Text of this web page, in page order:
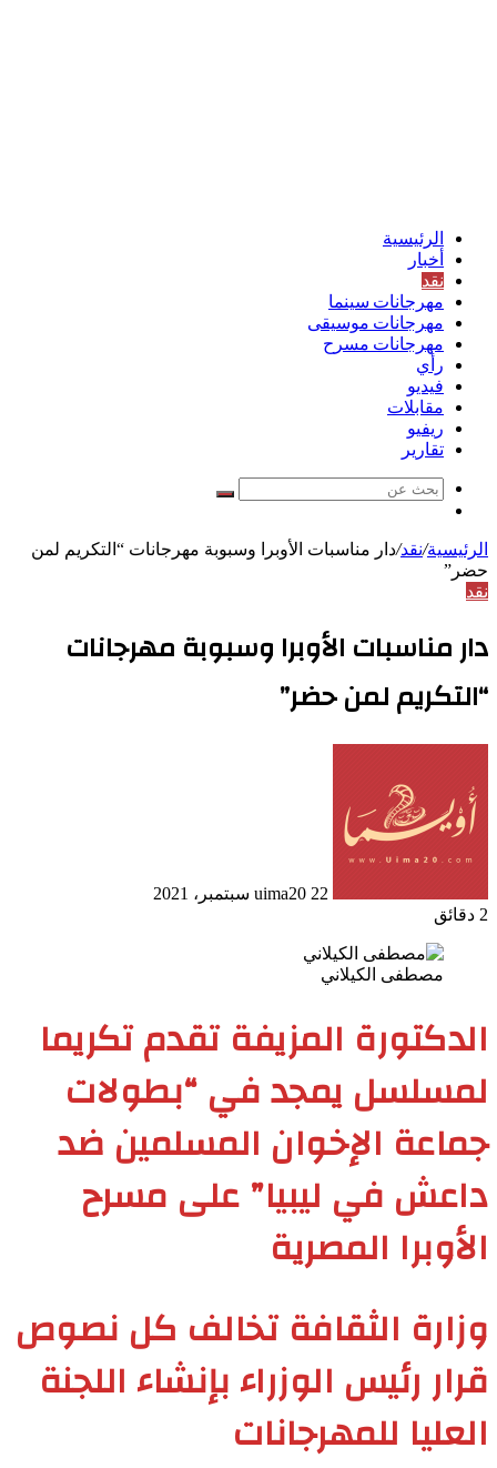
الرئيسية
أخبار
نقد
مهرجانات سينما
مهرجانات موسيقى
مهرجانات مسرح
رأي
فيديو
مقابلات
ريفيو
تقارير
بحث
الرئيسية/نقد/دار مناسبات الأوبرا وسبوبة مهرجانات “التكريم لمن
حضر”
نقد
دار مناسبات الأوبرا وسبوبة مهرجانات
“التكريم لمن حضر”
uima20 22 سبتمبر، 2021
2 دقائق
مصطفى الكيلاني
الدكتورة المزيفة تقدم تكريما
لمسلسل يمجد في “بطولات
جماعة الإخوان المسلمين ضد
داعش في ليبيا” على مسرح
الأوبرا المصرية
وزارة الثقافة تخالف كل نصوص
قرار رئيس الوزراء بإنشاء اللجنة
العليا للمهرجانات